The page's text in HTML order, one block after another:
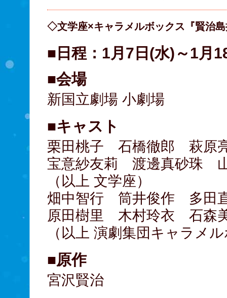
◇文学座×キャラメルボックス『賢治
■日程：1月7日(水)～1月
■会場
新国立劇場 小劇場
■キャスト
栗田桃子 石橋徹郎 萩原
宝意紗友莉 渡邊真砂珠
（以上 文学座）
畑中智行 筒井俊作 多田
原田樹里 木村玲衣 石森
（以上 演劇集団キャラメ
■原作
宮沢賢治